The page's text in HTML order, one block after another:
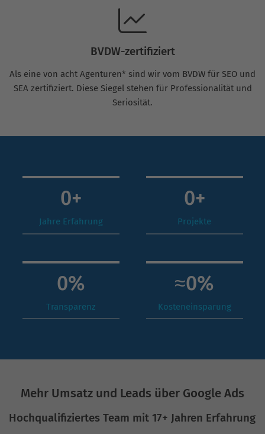
BVDW-zertifiziert
Als eine von acht Agenturen* sind wir vom BVDW für SEO und
SEA zertifiziert. Diese Siegel stehen für Professionalität und
Seriosität.
0+
Jahre Erfahrung
0+
Projekte
0%
Transparenz
≈0%
Kosteneinsparung
Mehr Umsatz und Leads über Google Ads
Hochqualifiziertes Team mit 17+ Jahren Erfahrung